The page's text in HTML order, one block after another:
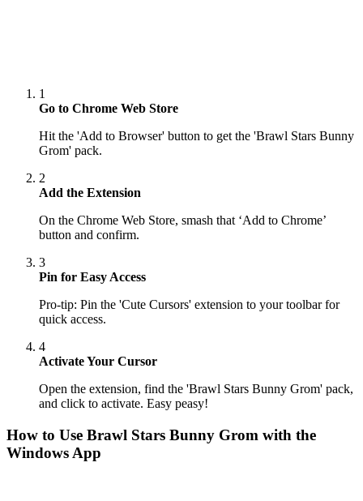
1
Go to Chrome Web Store
Hit the 'Add to Browser' button to get the 'Brawl Stars Bunny
Grom' pack.
2
Add the Extension
On the Chrome Web Store, smash that ‘Add to Chrome’
button and confirm.
3
Pin for Easy Access
Pro-tip: Pin the 'Cute Cursors' extension to your toolbar for
quick access.
4
Activate Your Cursor
Open the extension, find the 'Brawl Stars Bunny Grom' pack,
and click to activate. Easy peasy!
How to Use Brawl Stars Bunny Grom with the
Windows App